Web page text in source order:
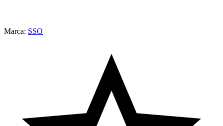
Marca: SSO